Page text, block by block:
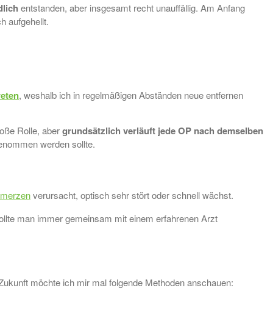
entstanden, aber insgesamt recht unauffällig. Am Anfang
aufgehellt.
, weshalb ich in regelmäßigen Abständen neue entfernen
Rolle, abergrundsätzlich verläuft jede OP nach demselben
werden sollte.
verursacht, optisch sehr stört oder schnell wächst.
man immer gemeinsam mit einem erfahrenen Arzt
möchte ich mir mal folgende Methoden anschauen: